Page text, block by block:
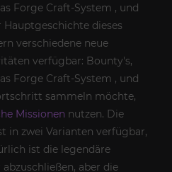
Forge Craft-System , und
Hauptgeschichte dieses
verschiedene neue
verfügbar: Bounty's,
Forge Craft-System , und
sammeln möchte,
Missionen nutzen. Die
in zwei Varianten verfügbar,
ist die legendäre
aber die